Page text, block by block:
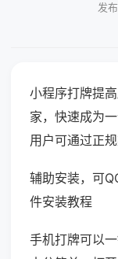
发
小程序打牌提
家，快速成为
用户可通过正
辅助安装，可
件安装教程
手机打牌可以